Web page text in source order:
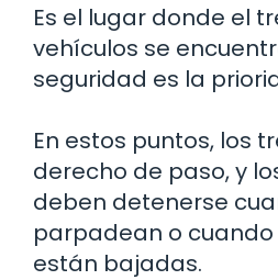
Es el lugar donde el
vehículos se
seguridad es la
En estos puntos, los
derecho de paso, y
deben detenerse
parpadean o
están bajadas.